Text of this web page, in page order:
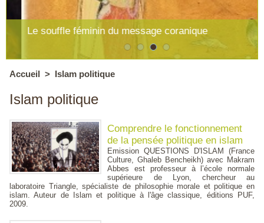
Le souffle féminin du message coranique
Accueil > Islam politique
Islam politique
Comprendre le fonctionnement
de la pensée politique en islam
Emission QUESTIONS D'ISLAM (France
Culture, Ghaleb Bencheikh) avec Makram
Abbes est professeur à l’école normale
supérieure de Lyon, chercheur au
laboratoire Triangle, spécialiste de philosophie morale et politique en
islam. Auteur de Islam et politique à l'âge classique, éditions PUF,
2009.